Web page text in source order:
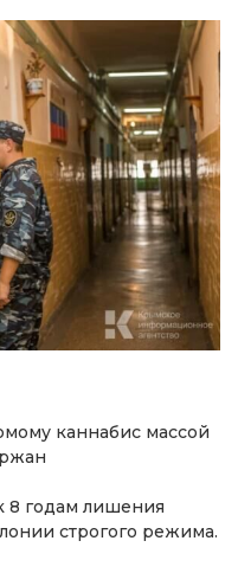
каннабис массой
8 годам лишения
строгого режима.